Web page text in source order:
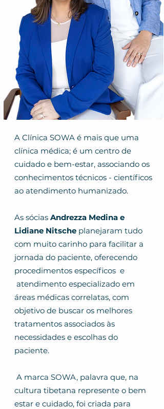
A Clínica SOWA é mais que uma
clínica médica; é um centro de
cuidado e bem-estar, associando os
conhecimentos técnicos - científicos
ao atendimento humanizado.
As sócias Andrezza Medina e
Lidiane Nitsche planejaram tudo
com muito carinho para facilitar a
jornada do paciente, oferecendo
procedimentos específicos e
atendimento especializado em
áreas médicas correlatas, com
objetivo de buscar os melhores
tratamentos associados às
necessidades e escolhas do
paciente.
A marca SOWA, palavra que, na
cultura tibetana represente o bem
estar e cuidado, foi criada para